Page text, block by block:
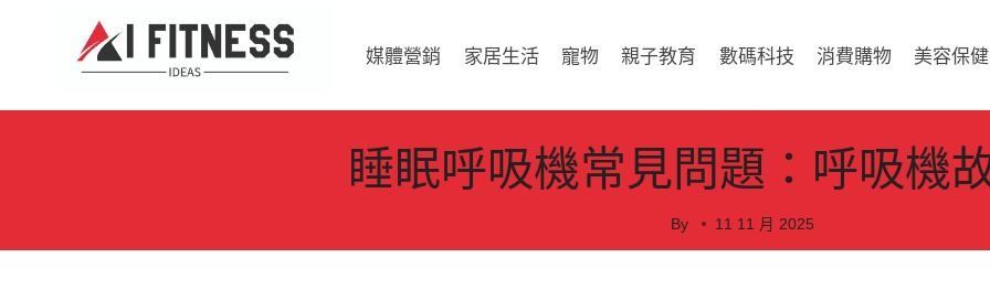
媒體營銷 家居生活 寵物 親子教育 數碼科技 消費購物 美容保健
睡眠呼吸機常見問題：呼吸機
By 11 11 月 2025